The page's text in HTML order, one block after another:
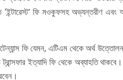
‘ইন্টারেস্ট’ ফি মওকুফসহ অভ্যন্তরীণ এবং
ফি যেমন, এটিএম থেকে অর্থ
ইত্যাদি ফি থেকে অব্যাহতি